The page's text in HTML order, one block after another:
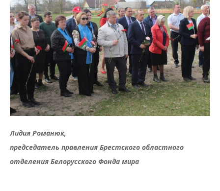
Лидия Романюк,
председатель правления Брестского областного
отделения Белорусского Фонда мира